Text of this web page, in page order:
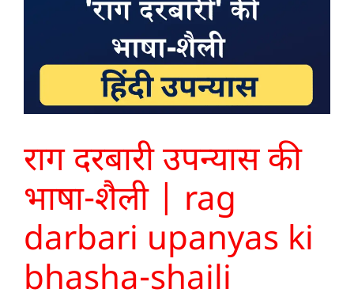
राग दरबारी उपन्यास की
भाषा-शैली | rag
darbari upanyas ki
bhasha-shaili